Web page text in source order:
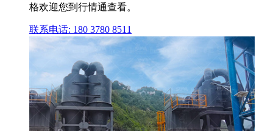
格欢迎您到行情通查看。
联系电话: 180 3780 8511